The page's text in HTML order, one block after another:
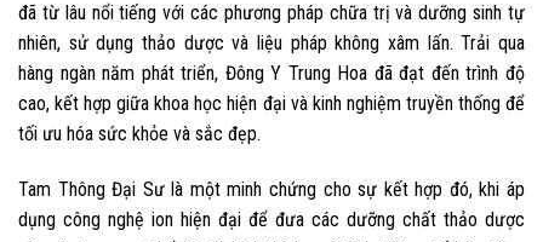
đã từ lâu nổi tiếng với các phương pháp chữa trị và dưỡng sinh tự
nhiên, sử dụng thảo dược và liệu pháp không xâm lấn. Trải qua
hàng ngàn năm phát triển, Đông Y Trung Hoa đã đạt đến trình độ
cao, kết hợp giữa khoa học hiện đại và kinh nghiệm truyền thống để
tối ưu hóa sức khỏe và sắc đẹp.
Tam Thông Đại Sư là một minh chứng cho sự kết hợp đó, khi áp
dụng công nghệ ion hiện đại để đưa các dưỡng chất thảo dược